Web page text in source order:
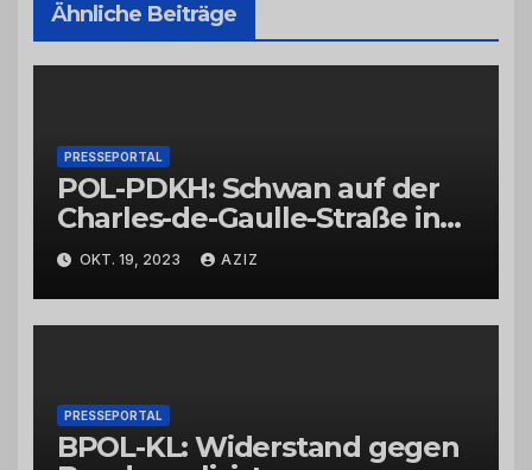
Ähnliche Beiträge
PRESSEPORTAL
POL-PDKH: Schwan auf der
Charles-de-Gaulle-Straße in
Bad Kreuznach beeinflusst
Feierabendverkehr
OKT. 19, 2023 AZIZ
PRESSEPORTAL
BPOL-KL: Widerstand gegen